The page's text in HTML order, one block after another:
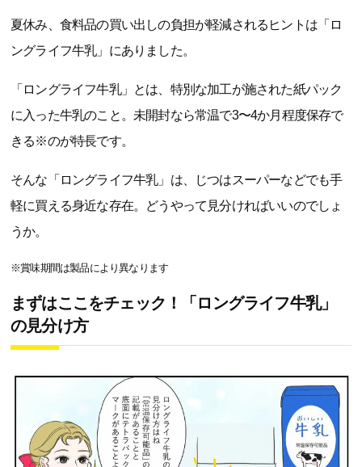
夏休み、食料品の買い出しの負担が軽減されるヒントは「ロ
ングライフ牛乳」にありました。
「ロングライフ牛乳」とは、特別な加工が施された紙パック
に入った牛乳のこと。未開封なら常温で3〜4か月程度保存で
きる※のが特長です。
そんな「ロングライフ牛乳」は、じつはスーパーなどでも手
軽に買える身近な存在。どうやって見分ければいいのでしょ
うか。
※賞味期間は製品により異なります
まずはここをチェック！「ロングライフ牛乳」
の見分け方